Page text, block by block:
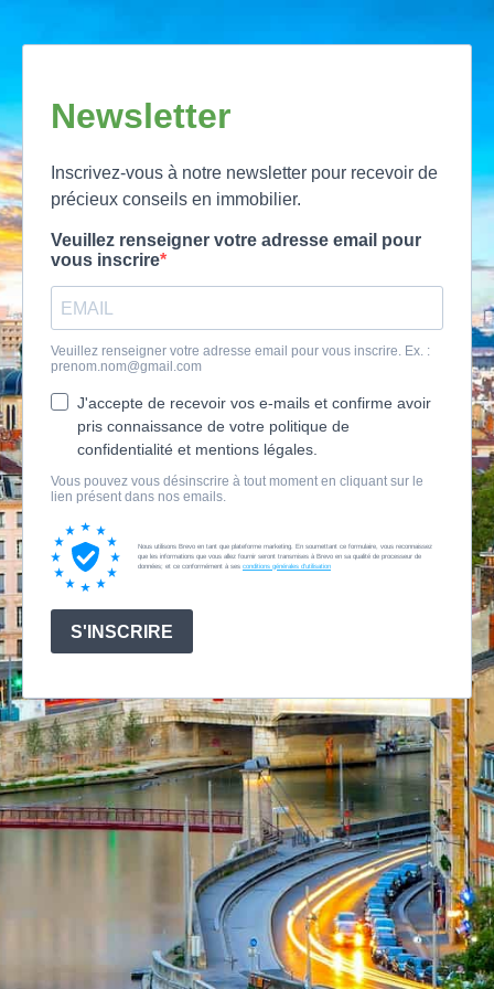
Newsletter
Inscrivez-vous à notre newsletter pour recevoir de
précieux conseils en immobilier.
Veuillez renseigner votre adresse email pour
vous inscrire
Veuillez renseigner votre adresse email pour vous inscrire. Ex. :
prenom.nom@gmail.com
J'accepte de recevoir vos e-mails et confirme avoir
pris connaissance de votre politique de
confidentialité et mentions légales.
Vous pouvez vous désinscrire à tout moment en cliquant sur le
lien présent dans nos emails.
Nous utilisons Brevo en tant que plateforme marketing. En soumettant ce formulaire, vous reconnaissez
que les informations que vous allez fournir seront transmises à Brevo en sa qualité de processeur de
données; et ce conformément à ses conditions générales d'utilisation
S'INSCRIRE